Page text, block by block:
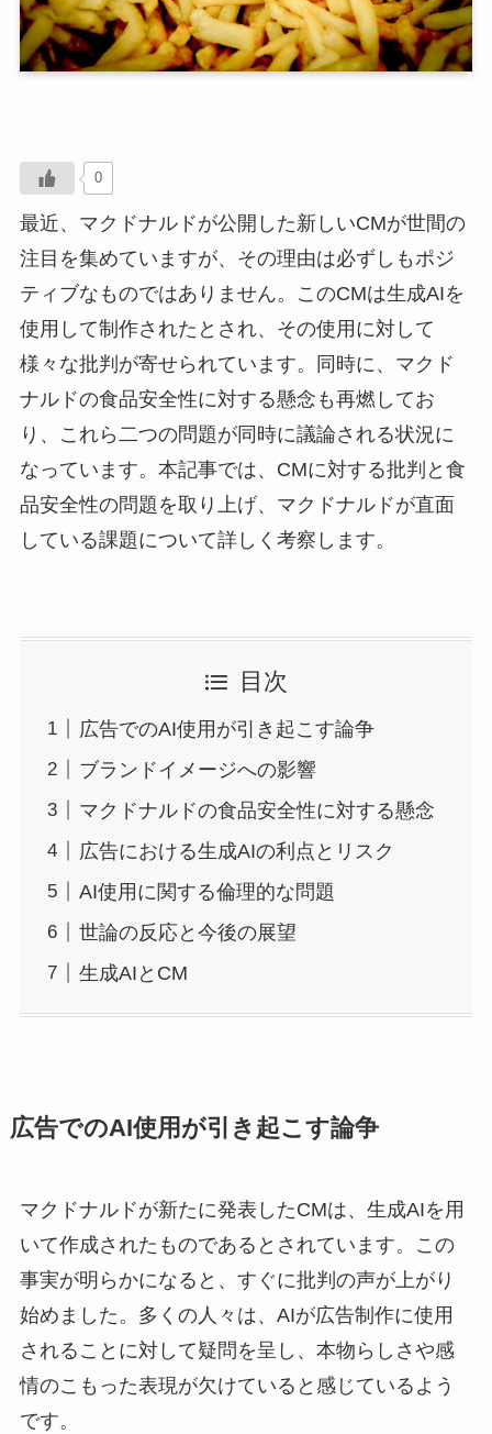
0
最近、マクドナルドが公開した新しいCMが世間の
注目を集めていますが、その理由は必ずしもポジ
ティブなものではありません。このCMは生成AIを
使用して制作されたとされ、その使用に対して
様々な批判が寄せられています。同時に、マクド
ナルドの食品安全性に対する懸念も再燃してお
り、これら二つの問題が同時に議論される状況に
なっています。本記事では、CMに対する批判と食
品安全性の問題を取り上げ、マクドナルドが直面
している課題について詳しく考察します。
目次
広告でのAI使用が引き起こす論争
ブランドイメージへの影響
マクドナルドの食品安全性に対する懸念
広告における生成AIの利点とリスク
AI使用に関する倫理的な問題
世論の反応と今後の展望
生成AIとCM
広告でのAI使用が引き起こす論争
マクドナルドが新たに発表したCMは、生成AIを用
いて作成されたものであるとされています。この
事実が明らかになると、すぐに批判の声が上がり
始めました。多くの人々は、AIが広告制作に使用
されることに対して疑問を呈し、本物らしさや感
情のこもった表現が欠けていると感じているよう
です。